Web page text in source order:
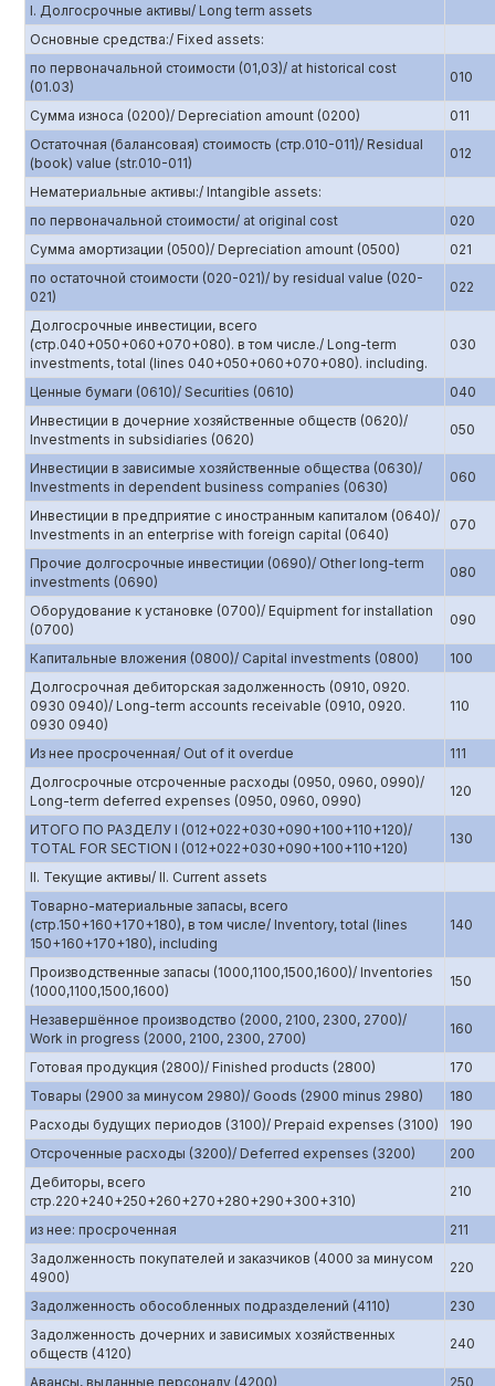
I. Долгосрочные активы/ Long term assets
Основные средства:/ Fixed assets:
по первоначальной стоимости (01,03)/ at historical cost
(01.03)
010
Сумма износа (0200)/ Depreciation amount (0200)
011
Остаточная (балансовая) стоимость (стр.010-011)/ Residual
(book) value (str.010-011)
012
Нематериальные активы:/ Intangible assets:
по первоначальной стоимости/ at original cost
020
Сумма амортизации (0500)/ Depreciation amount (0500)
021
по остаточной стоимости (020-021)/ by residual value (020-
021)
022
Долгосрочные инвестиции, всего
(стр.040+050+060+070+080). в том числе./ Long-term
investments, total (lines 040+050+060+070+080). including.
030
Ценные бумаги (0610)/ Securities (0610)
040
Инвестиции в дочерние хозяйственные обществ (0620)/
Investments in subsidiaries (0620)
050
Инвестиции в зависимые хозяйственные общества (0630)/
Investments in dependent business companies (0630)
060
Инвестиции в предприятие с иностранным капиталом (0640)/
Investments in an enterprise with foreign capital (0640)
070
Прочие долгосрочные инвестиции (0690)/ Other long-term
investments (0690)
080
Оборудование к установке (0700)/ Equipment for installation
(0700)
090
Капитальные вложения (0800)/ Capital investments (0800)
100
Долгосрочная дебиторская задолженность (0910, 0920.
0930 0940)/ Long-term accounts receivable (0910, 0920.
0930 0940)
110
Из нее просроченная/ Out of it overdue
111
Долгосрочные отсроченные расходы (0950, 0960, 0990)/
Long-term deferred expenses (0950, 0960, 0990)
120
ИТОГО ПО РАЗДЕЛУ I (012+022+030+090+100+110+120)/
TOTAL FOR SECTION I (012+022+030+090+100+110+120)
130
II. Текущие активы/ II. Current assets
Товарно-материальные запасы, всего
(стр.150+160+170+180), в том числе/ Inventory, total (lines
150+160+170+180), including
140
Производственные запасы (1000,1100,1500,1600)/ Inventories
(1000,1100,1500,1600)
150
Незавершённое производство (2000, 2100, 2300, 2700)/
Work in progress (2000, 2100, 2300, 2700)
160
Готовая продукция (2800)/ Finished products (2800)
170
Товары (2900 за минусом 2980)/ Goods (2900 minus 2980)
180
Расходы будущих периодов (3100)/ Prepaid expenses (3100)
190
Отсроченные расходы (3200)/ Deferred expenses (3200)
200
Дебиторы, всего
стр.220+240+250+260+270+280+290+300+310)
210
из нее: просроченная
211
Задолженность покупателей и заказчиков (4000 за минусом
4900)
220
Задолженность обособленных подразделений (4110)
230
Задолженность дочерних и зависимых хозяйственных
обществ (4120)
240
Авансы, выданные персоналу (4200) 250